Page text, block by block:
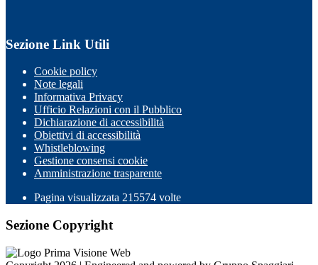
Sezione Link Utili
Cookie policy
Note legali
Informativa Privacy
Ufficio Relazioni con il Pubblico
Dichiarazione di accessibilità
Obiettivi di accessibilità
Whistleblowing
Gestione consensi cookie
Amministrazione trasparente
Pagina visualizzata 215574 volte
Sezione Copyright